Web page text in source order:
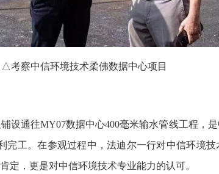
△考察中信环境技术柔佛数据中心项目
设通往MY07数据中心400毫米输水管线工程，
完工。在参观过程中，法迪尔一行对中信环境
定，更是对中信环境技术专业能力的认可。